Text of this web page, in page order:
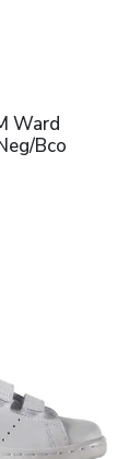
Ward
Bco